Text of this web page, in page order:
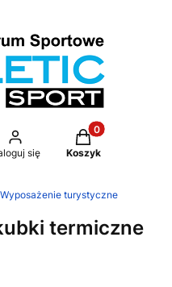
się
Produkty w
Koszyk
Wyposażenie turystyczne
termiczne